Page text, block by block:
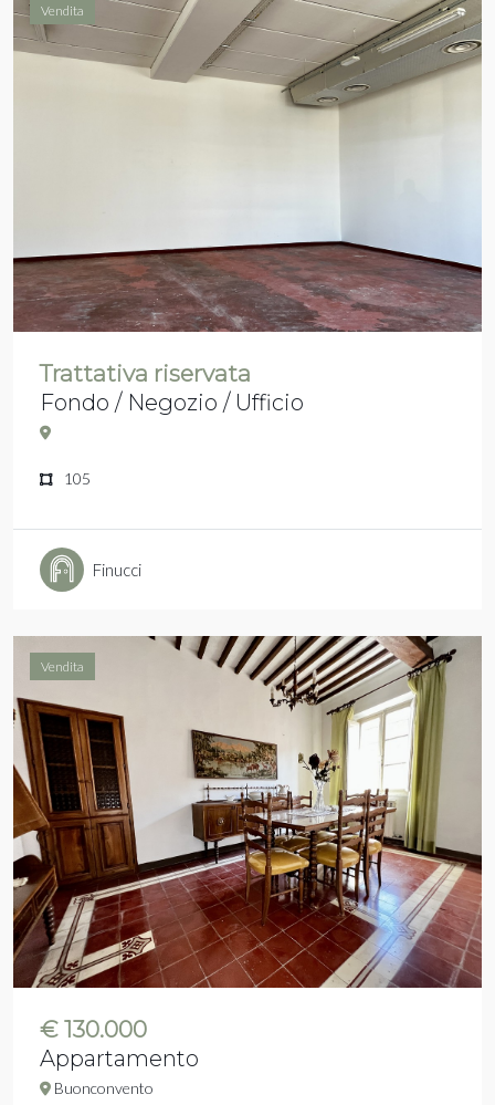
Vendita
Trattativa riservata
Fondo / Negozio / Ufficio
105
Finucci
Vendita
€ 130.000
Appartamento
Buonconvento